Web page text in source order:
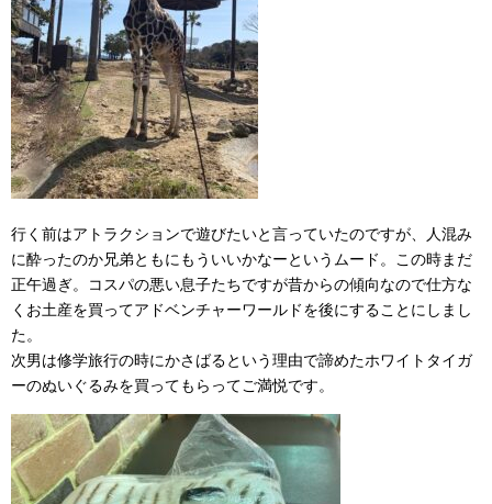
行く前はアトラクションで遊びたいと言っていたのですが、人混み
に酔ったのか兄弟ともにもういいかなーというムード。この時まだ
正午過ぎ。コスパの悪い息子たちですが昔からの傾向なので仕方な
くお土産を買ってアドベンチャーワールドを後にすることにしまし
た。
次男は修学旅行の時にかさばるという理由で諦めたホワイトタイガ
ーのぬいぐるみを買ってもらってご満悦です。